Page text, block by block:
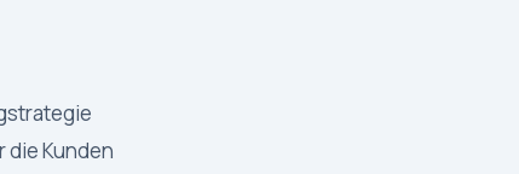
die Kunden